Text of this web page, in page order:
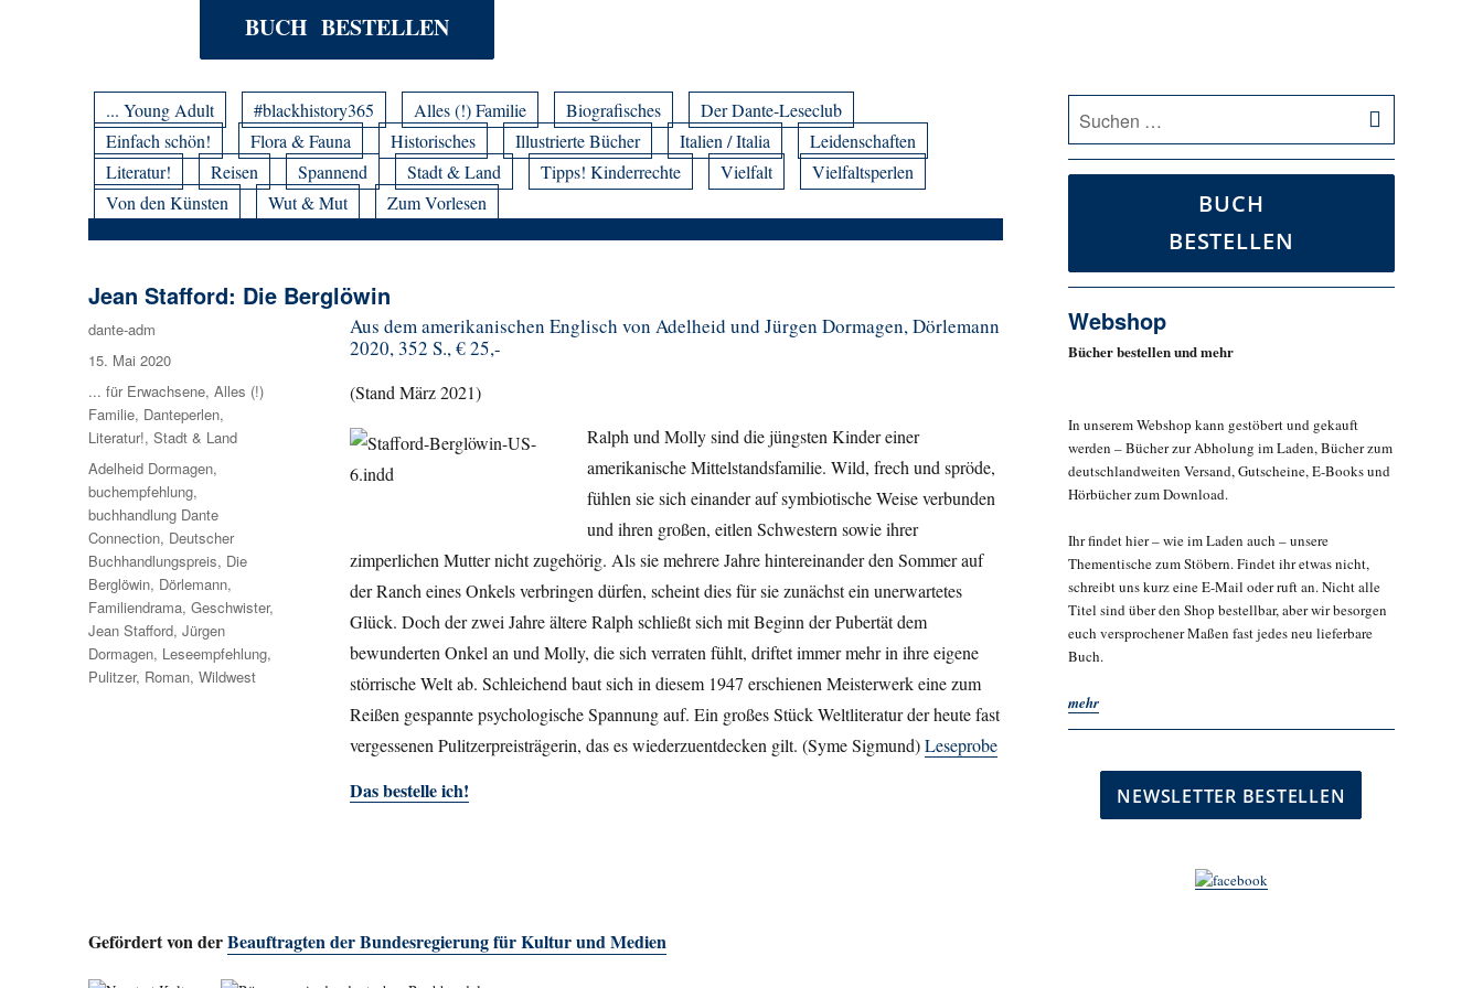
BUCH BESTELLEN
... Young Adult #blackhistory365 Alles (!) Familie Biografisches
Der Dante-Leseclub
Einfach schön!
Flora & Fauna Historisches Illustrierte Bücher Italien / Italia
Leidenschaften
Literatur!
Reisen Spannend Stadt & Land Tipps! Kinderrechte Vielfalt
Vielfaltsperlen
Von den Künsten
Wut & Mut Zum Vorlesen
Jean Stafford: Die Berglöwin
Aus dem amerikanischen Englisch von Adelheid und Jürgen Dormagen, Dörlemann
2020, 352 S., € 25,-
(Stand März 2021)
Ralph und Molly sind die jüngsten Kinder einer
amerikanische Mittelstandsfamilie. Wild, frech und spröde,
fühlen sie sich einander auf symbiotische Weise verbunden
und ihren großen, eitlen Schwestern sowie ihrer
zimperlichen Mutter nicht zugehörig. Als sie mehrere Jahre hintereinander den Sommer auf
der Ranch eines Onkels verbringen dürfen, scheint dies für sie zunächst ein unerwartetes
Glück. Doch der zwei Jahre ältere Ralph schließt sich mit Beginn der Pubertät dem
bewunderten Onkel an und Molly, die sich verraten fühlt, driftet immer mehr in ihre eigene
störrische Welt ab. Schleichend baut sich in diesem 1947 erschienen Meisterwerk eine zum
Reißen gespannte psychologische Spannung auf. Ein großes Stück Weltliteratur der heute fast
vergessenen Pulitzerpreisträgerin, das es wiederzuentdecken gilt. (Syme Sigmund)Leseprobe
Das bestelle ich!
Autor
dante-adm
Veröffentlicht
am
15. Mai 2020
Kategorien
... für Erwachsene,Alles (!)
Familie, Danteperlen,
Literatur!,Stadt & Land
Schlagwörter
Adelheid Dormagen,
buchempfehlung,
buchhandlung Dante
Connection, Deutscher
Buchhandlungspreis, Die
Berglöwin, Dörlemann,
Familiendrama,Geschwister,
Jean Stafford,Jürgen
Dormagen, Leseempfehlung,
Pulitzer, Roman,Wildwest
Gefördert von derBeauftragten der Bundesregierung für Kultur und Medien
nach:
BUCH
BESTELLEN
Webshop
Bücher bestellen und mehr
In unserem Webshop kann gestöbert und gekauft
werden – Bücher zur Abholung im Laden, Bücher zum
deutschlandweiten Versand, Gutscheine, E-Books und
Hörbücher zum Download.
Ihr findet hier – wie im Laden auch – unsere
Thementische zum Stöbern. Findet ihr etwas nicht,
schreibt uns kurz eine E-Mail oder ruft an. Nicht alle
Titel sind über den Shop bestellbar, aber wir besorgen
euch versprochener Maßen fast jedes neu lieferbare
Buch.
mehr